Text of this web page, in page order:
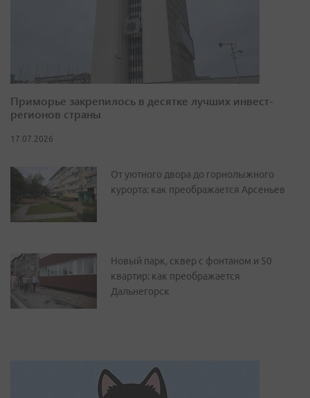
Приморье закрепилось в десятке лучших инвест-
регионов страны
17.07.2026
От уютного двора до горнолыжного
курорта: как преображается Арсеньев
Новый парк, сквер с фонтаном и 50
квартир: как преображается
Дальнегорск